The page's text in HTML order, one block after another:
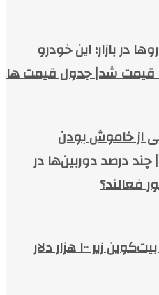
در بازار؛ این خودرو
قیمت شد| جدول قیمت ها
از خاموش بودن
درصد دوربین‌ها در
فعالند؟
۱۰۰ هزار دلار